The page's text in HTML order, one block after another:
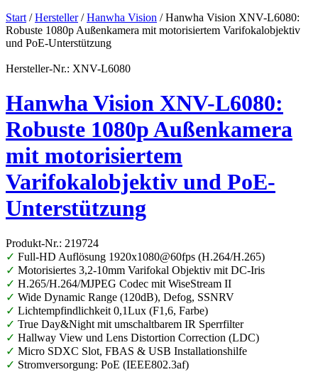
Start /Hersteller/Hanwha Vision / Hanwha Vision XNV-L6080:
Robuste 1080p Außenkamera mit motorisiertem Varifokalobjektiv
und PoE-Unterstützung
Hersteller-Nr.: XNV-L6080
Hanwha Vision XNV-L6080:
Robuste 1080p Außenkamera
mit motorisiertem
Varifokalobjektiv und PoE-
Unterstützung
Produkt-Nr.: 219724
✓ Full-HD Auflösung 1920x1080@60fps (H.264/H.265)
✓ Motorisiertes 3,2-10mm Varifokal Objektiv mit DC-Iris
✓ H.265/H.264/MJPEG Codec mit WiseStream II
✓ Wide Dynamic Range (120dB), Defog, SSNRV
✓ Lichtempfindlichkeit 0,1Lux (F1,6, Farbe)
✓ True Day&Night mit umschaltbarem IR Sperrfilter
✓ Hallway View und Lens Distortion Correction (LDC)
✓ Micro SDXC Slot, FBAS & USB Installationshilfe
✓ Stromversorgung: PoE (IEEE802.3af)